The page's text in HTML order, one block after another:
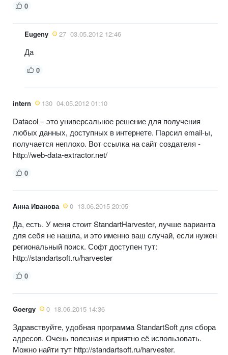
0
Eugeny 27 03.05.2012 12:46
Да
0
intern 130 04.05.2012 01:10
Datacol – это универсальное решение для получения
любых данных, доступных в интернете. Парсил email-ы,
получается неплохо. Вот ссылка на сайт создателя -
http://web-data-extractor.net/
0
Анна Иванова 0 13.06.2015 20:05
Да, есть. У меня стоит StandartHarvester, лучше варианта
для себя не нашла, и это именно ваш случай, если нужен
региональный поиск. Софт доступен тут:
http://standartsoft.ru/harvester
0
Goergy 0 18.06.2015 14:36
Здравствуйте, удобная программа StandartSoft для сбора
адресов. Очень полезная и приятно её использовать.
Можно найти тут http://standartsoft.ru/harvester.